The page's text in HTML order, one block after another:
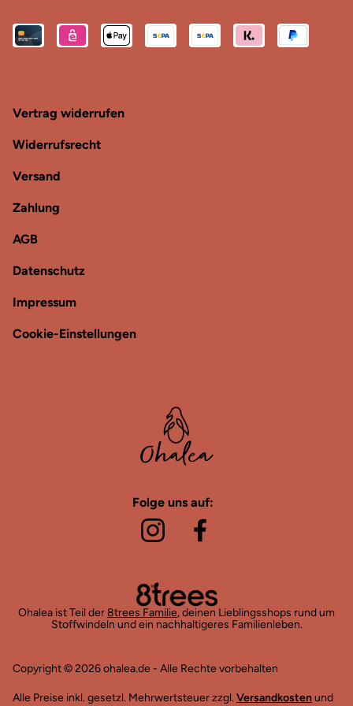
Vertrag widerrufen
Widerrufsrecht
Versand
Zahlung
AGB
Datenschutz
Impressum
Cookie-Einstellungen
Folge uns auf:
Ohalea ist Teil der8trees Familie, deinen Lieblingsshops rund um
Stoffwindeln und ein nachhaltigeres Familienleben.
Copyright © 2026 ohalea.de - Alle Rechte vorbehalten
Alle Preise inkl. gesetzl. Mehrwertsteuer zzgl. Versandkostenund